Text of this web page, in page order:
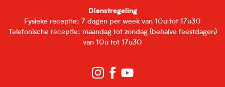
Dienstregeling
Fysieke receptie: 7 dagen per week van 10u tot 17u30
Telefonische receptie: maandag tot zondag (behalve feestdagen)
van 10u tot 17u30